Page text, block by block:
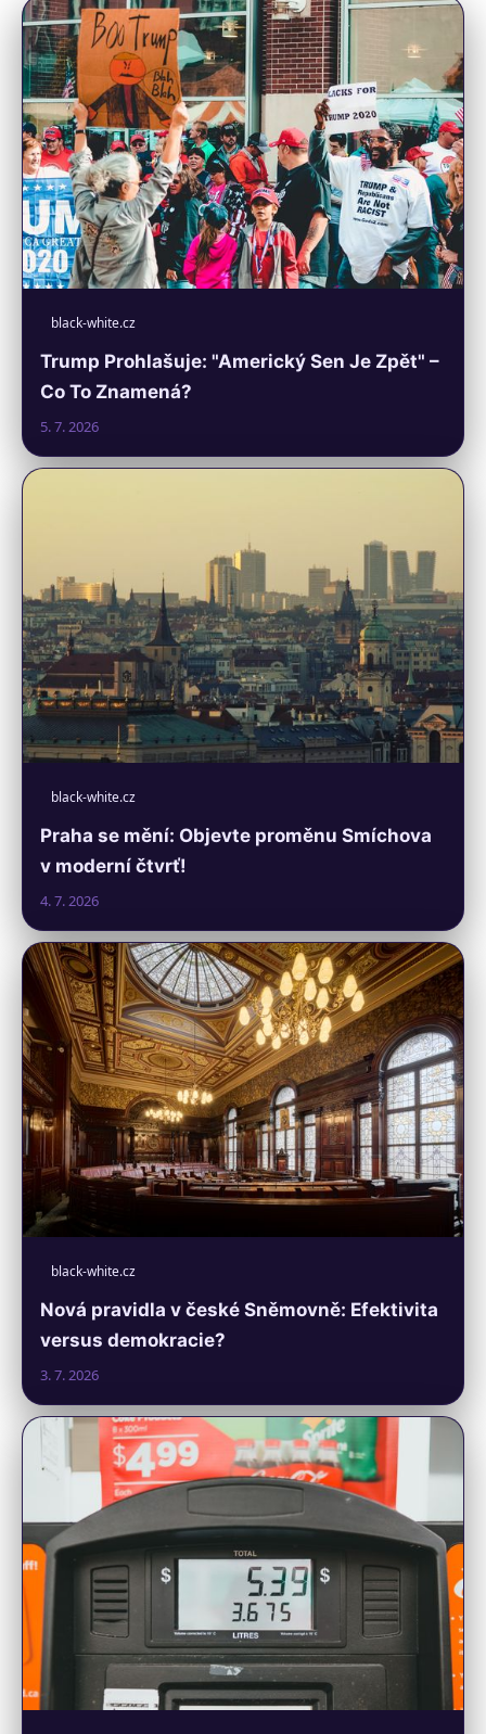
black-white.cz
Trump Prohlašuje: "Americký Sen Je Zpět" –
Co To Znamená?
5. 7. 2026
black-white.cz
Praha se mění: Objevte proměnu Smíchova
v moderní čtvrť!
4. 7. 2026
black-white.cz
Nová pravidla v české Sněmovně: Efektivita
versus demokracie?
3. 7. 2026